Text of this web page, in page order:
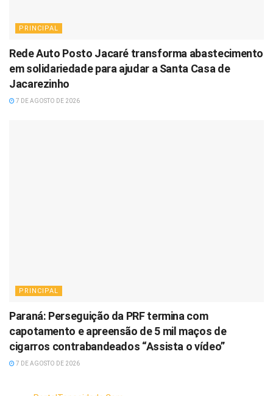
PRINCIPAL
Rede Auto Posto Jacaré transforma abastecimento
em solidariedade para ajudar a Santa Casa de
Jacarezinho
7 DE AGOSTO DE 2026
PRINCIPAL
Paraná: Perseguição da PRF termina com
capotamento e apreensão de 5 mil maços de
cigarros contrabandeados “Assista o vídeo”
7 DE AGOSTO DE 2026